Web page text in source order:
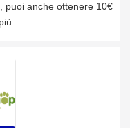
puoi anche ottenere 10€